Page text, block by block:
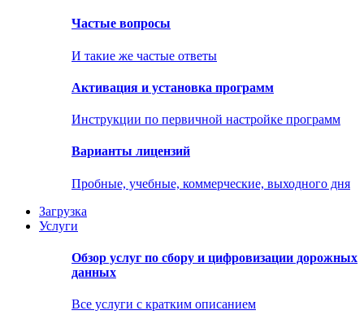
Частые вопросы
И такие же частые ответы
Активация и установка программ
Инструкции по первичной настройке программ
Варианты лицензий
Пробные, учебные, коммерческие, выходного дня
Загрузка
Услуги
Обзор услуг по сбору и цифровизации дорожных
данных
Все услуги с кратким описанием